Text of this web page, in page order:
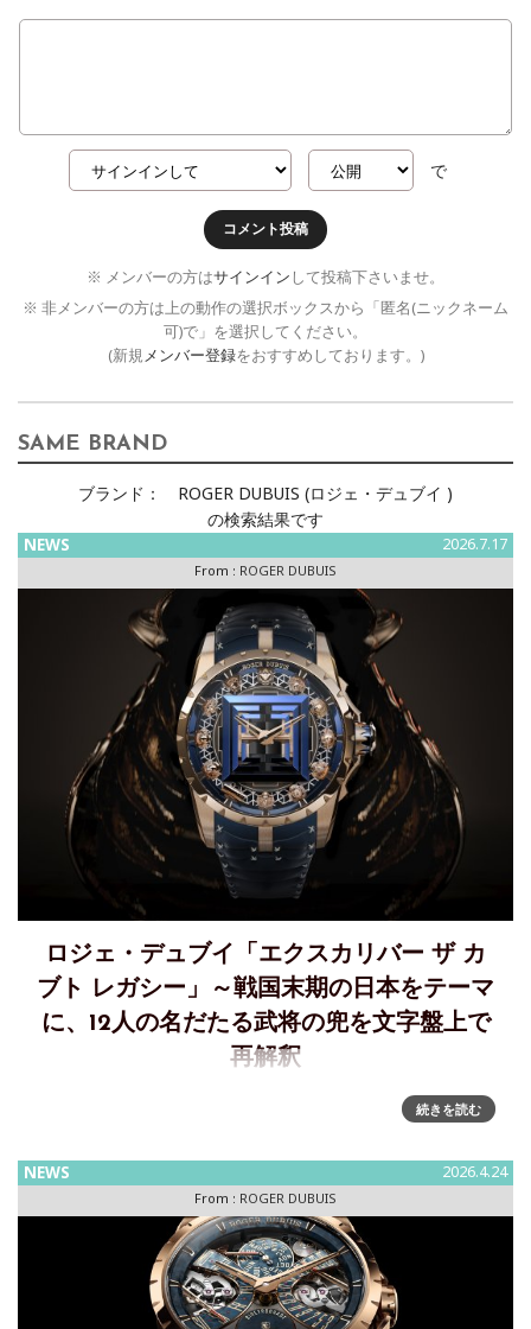
で
コメント投稿
※ メンバーの方はサインイン して投稿下さいませ。
※ 非メンバーの方は上の動作の選択ボックスから「匿名(ニックネーム
可)で」を選択してください。
(新規メンバー登録をおすすめしております。)
SAME BRAND
ブランド：
ROGER DUBUIS (ロジェ・デュブイ )
の検索結果です
NEWS 2026.7.17
From : ROGER DUBUIS
ロジェ・デュブイ「エクスカリバー ザ カ
ブト レガシー」～戦国末期の日本をテーマ
に、12人の名だたる武将の兜を文字盤上で
再解釈
「エクスカリバー ザ カブト レガシー」 17世紀、日本が統一
と結束へと向かった象徴的な一幕に光を当てるロジェ・デュ
ダールの技巧を通じて、当時の文化的象徴である江戸城、そ
して兜と家紋
続きを読む
NEWS 2026.4.24
From : ROGER DUBUIS